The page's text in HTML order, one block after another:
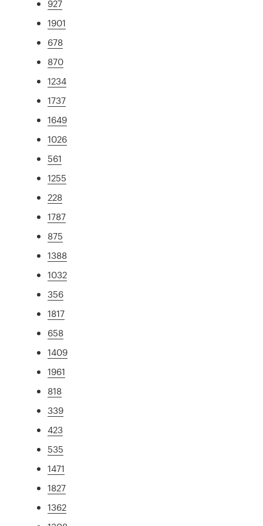
927
1901
678
870
1234
1737
1649
1026
561
1255
228
1787
875
1388
1032
356
1817
658
1409
1961
818
339
423
535
1471
1827
1362